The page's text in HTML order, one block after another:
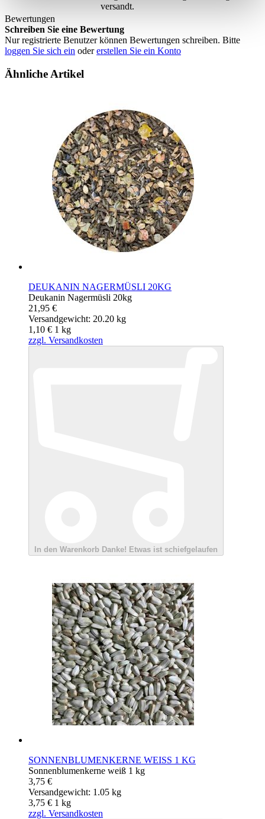
versandt.
Bewertungen
Schreiben Sie eine Bewertung
Nur registrierte Benutzer können Bewertungen schreiben. Bitte
loggen Sie sich ein odererstellen Sie ein Konto
Ähnliche Artikel
DEUKANIN NAGERMÜSLI 20KG
Deukanin Nagermüsli 20kg
21,95 €
Versandgewicht: 20.20 kg
1,10 € 1 kg
zzgl. Versandkosten
In den Warenkorb Danke! Etwas ist schiefgelaufen
SONNENBLUMENKERNE WEISS 1 KG
Sonnenblumenkerne weiß 1 kg
3,75 €
Versandgewicht: 1.05 kg
3,75 € 1 kg
zzgl. Versandkosten